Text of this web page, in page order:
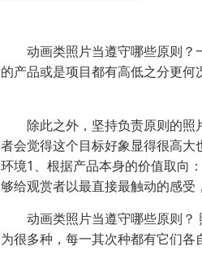
动画类照片当遵守哪些原则
的产品或是项目都有高低之分更
除此之外，坚持负责原则的
者会觉得这个目标好象显得很高
环境1、根据产品本身的价值取向
够给观赏者以最直接最触动的感受
动画类照片当遵守哪些原则
为很多种，每一其次种都有它们各